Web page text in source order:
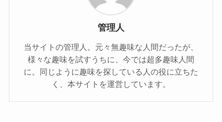
管理人
当サイトの管理人。元々無趣味な人間だったが、
様々な趣味を試すうちに、今では超多趣味人間
に。同じように趣味を探している人の役に立ちた
く、本サイトを運営しています。